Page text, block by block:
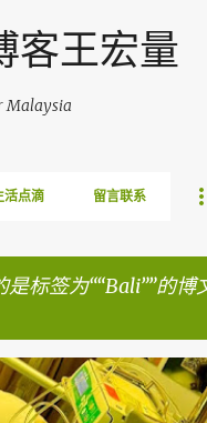
跳至主要内容
客王宏量
Malaysia
活点滴 留言联系
是标签为“ Bali ”的博